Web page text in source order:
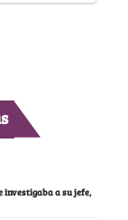
investigaba a su jefe,